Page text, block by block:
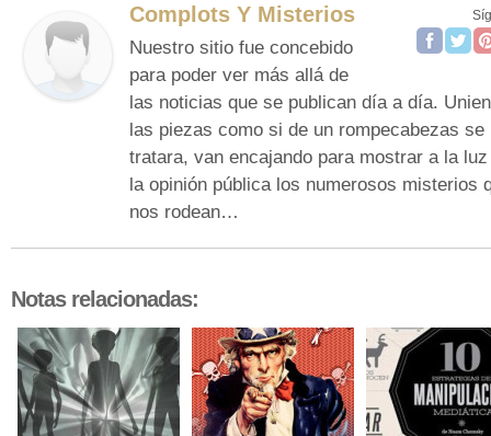
Complots Y Misterios
Nuestro sitio fue concebido
para poder ver más allá de
las noticias que se publican día a día.
las piezas como si de un rompecabezas se
tratara, van encajando para mostrar a la luz
la opinión pública los numerosos misterios
nos rodean…
Notas relacionadas: